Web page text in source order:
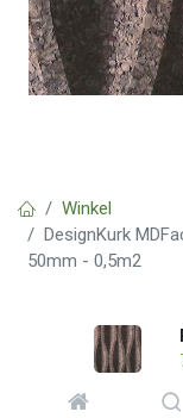
Winkel
DesignKurk
50mm - 0,5m2
DesignKurk
0,5m2